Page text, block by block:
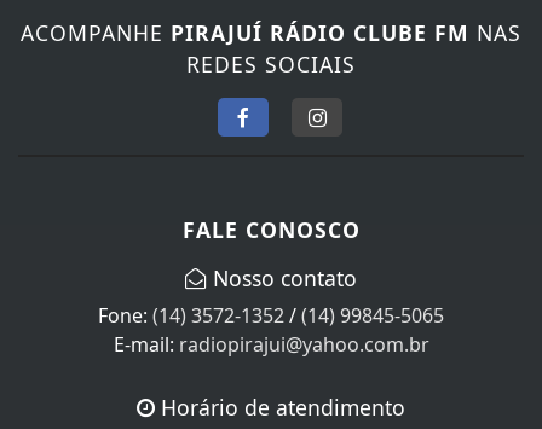
ACOMPANHE PIRAJUÍ RÁDIO CLUBE FM NAS
REDES SOCIAIS
FALE CONOSCO
Nosso contato
Fone: (14) 3572-1352/(14) 99845-5065
E-mail: radiopirajui@yahoo.com.br
Horário de atendimento